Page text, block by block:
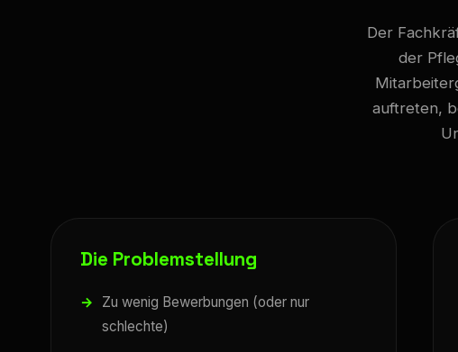
Der
der
auftreten,
Die Problemstellung
Zu wenig Bewerbungen (oder nur
schlechte)